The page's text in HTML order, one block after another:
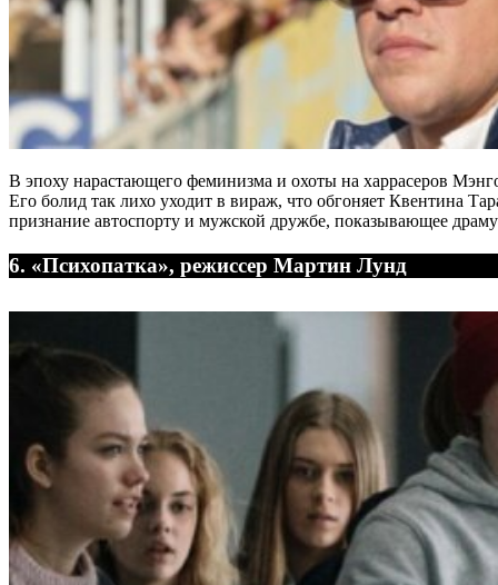
В эпоху нарастающего феминизма и охоты на харрасеров
Его болид так лихо уходит в вираж, что обгоняет Квентина
признание автоспорту и мужской дружбе, показывающее
6. «Психопатка», режиссер Мартин Лунд